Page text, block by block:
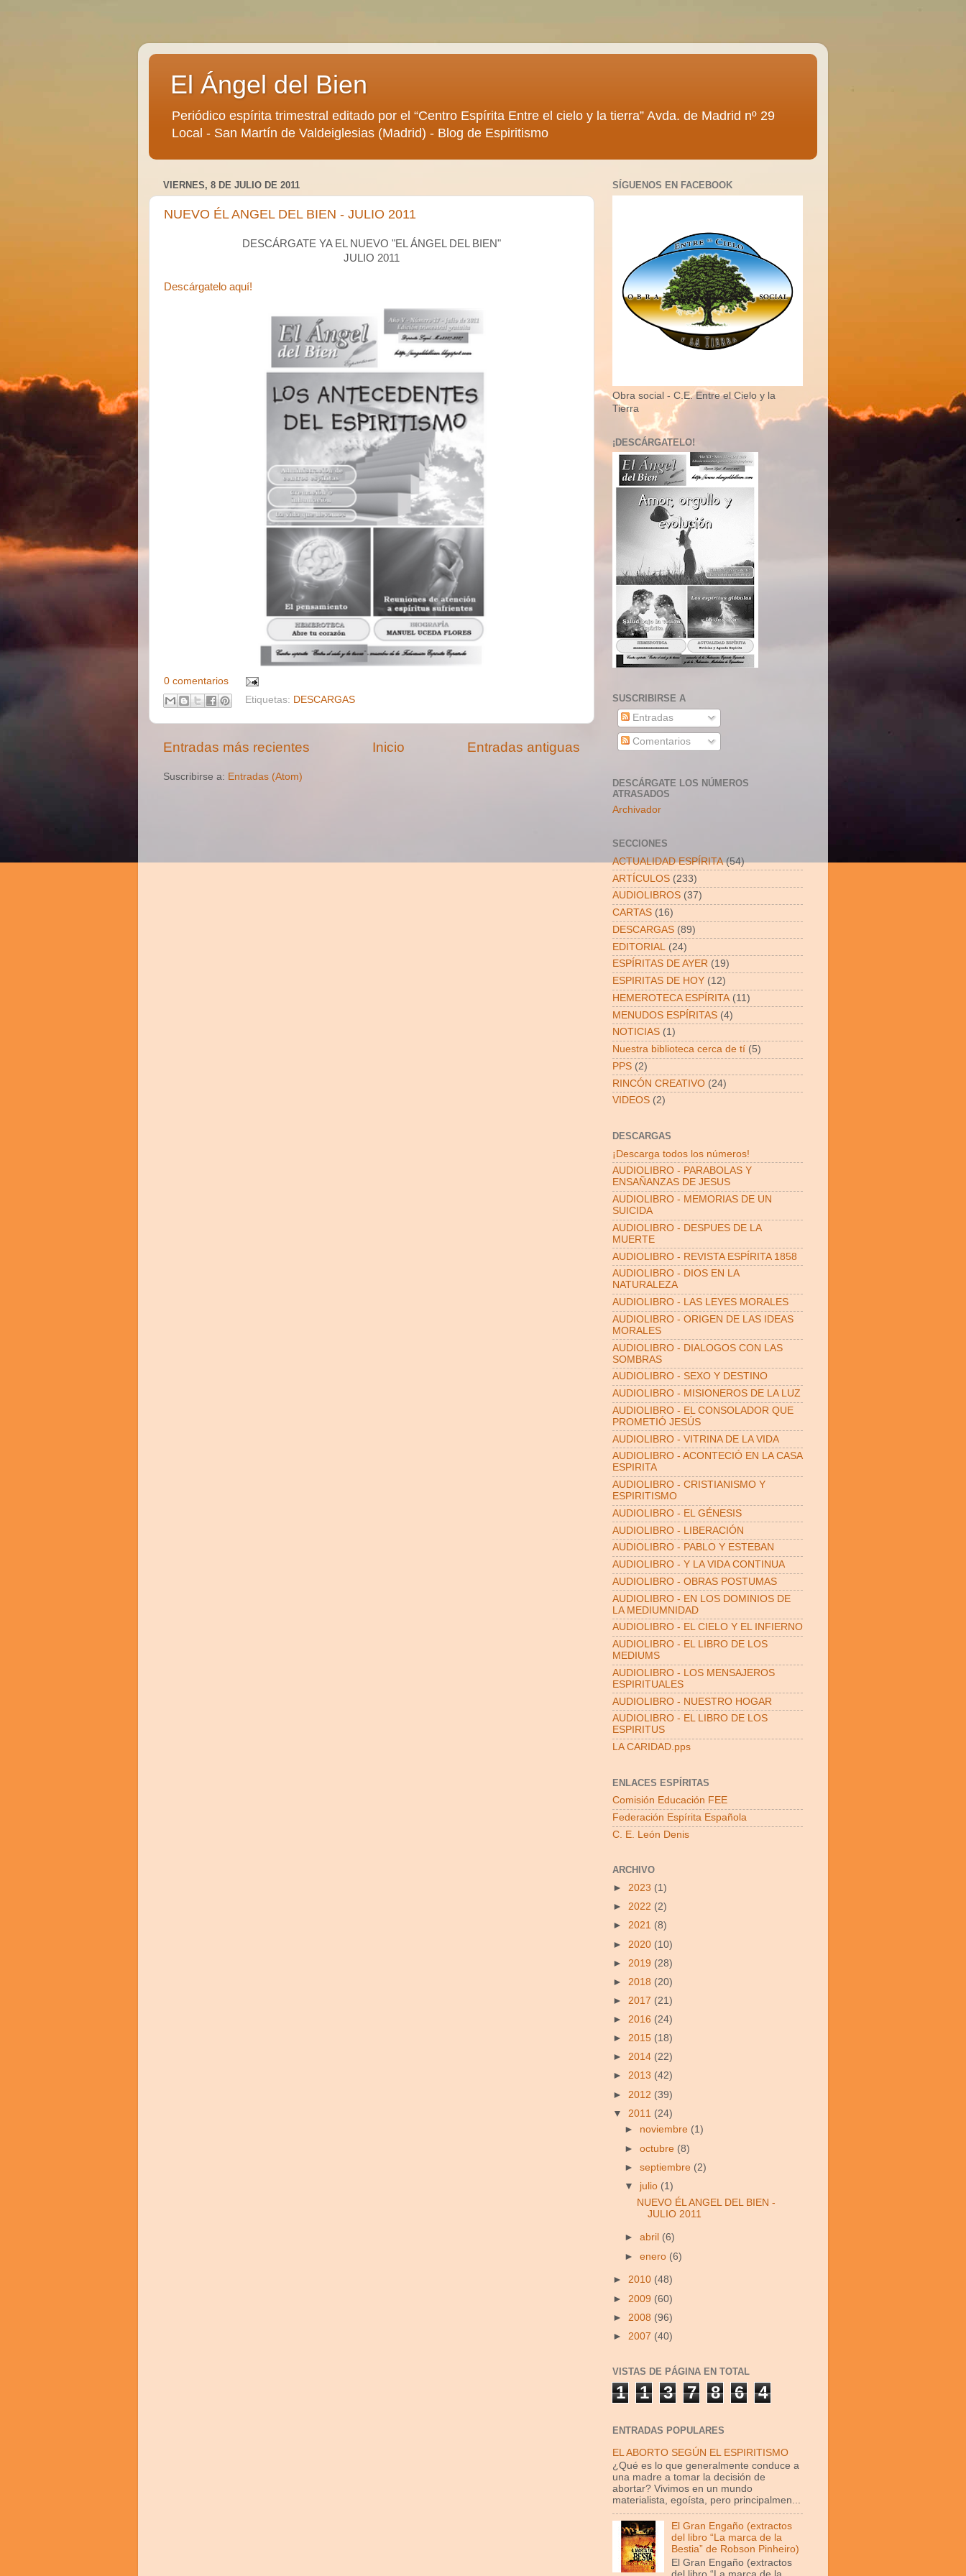
El Ángel del Bien
Periódico espírita trimestral editado por el “Centro Espírita Entre el cielo y la tierra” Avda. de Madrid nº 29
Local - San Martín de Valdeiglesias (Madrid) - Blog de Espiritismo
VIERNES, 8 DE JULIO DE 2011
NUEVO ÉL ANGEL DEL BIEN - JULIO 2011
DESCÁRGATE YA EL NUEVO "EL ÁNGEL DEL BIEN"
JULIO 2011
Descárgatelo aquí!
0 comentarios
Etiquetas: DESCARGAS
Entradas más recientes Entradas antiguas
Inicio
Suscribirse a: Entradas (Atom)
SÍGUENOS EN FACEBOOK
Obra social - C.E. Entre el Cielo y la
Tierra
¡DESCÁRGATELO!
SUSCRIBIRSE A
Entradas
Comentarios
DESCÁRGATE LOS NÚMEROS
ATRASADOS
Archivador
SECCIONES
ACTUALIDAD ESPÍRITA (54)
ARTÍCULOS (233)
AUDIOLIBROS (37)
CARTAS (16)
DESCARGAS (89)
EDITORIAL
(24)
ESPÍRITAS DE AYER (19)
ESPIRITAS DE HOY (12)
HEMEROTECA ESPÍRITA (11)
MENUDOS ESPÍRITAS (4)
NOTICIAS (1)
Nuestra biblioteca cerca de tí (5)
PPS (2)
RINCÓN CREATIVO (24)
VIDEOS (2)
DESCARGAS
¡Descarga todos los números!
AUDIOLIBRO - PARABOLAS Y
ENSAÑANZAS DE JESUS
AUDIOLIBRO - MEMORIAS DE UN
SUICIDA
AUDIOLIBRO - DESPUES DE LA
MUERTE
AUDIOLIBRO - REVISTA ESPÍRITA 1858
AUDIOLIBRO - DIOS EN LA
NATURALEZA
AUDIOLIBRO - LAS LEYES MORALES
AUDIOLIBRO - ORIGEN DE LAS IDEAS
MORALES
AUDIOLIBRO - DIALOGOS CON LAS
SOMBRAS
AUDIOLIBRO - SEXO Y DESTINO
AUDIOLIBRO - MISIONEROS DE LA LUZ
AUDIOLIBRO - EL CONSOLADOR QUE
PROMETIÓ JESÚS
AUDIOLIBRO - VITRINA DE LA VIDA
AUDIOLIBRO - ACONTECIÓ EN LA CASA
ESPIRITA
AUDIOLIBRO - CRISTIANISMO Y
ESPIRITISMO
AUDIOLIBRO - EL GÉNESIS
AUDIOLIBRO - LIBERACIÓN
AUDIOLIBRO - PABLO Y ESTEBAN
AUDIOLIBRO - Y LA VIDA CONTINUA
AUDIOLIBRO - OBRAS POSTUMAS
AUDIOLIBRO - EN LOS DOMINIOS DE
LA MEDIUMNIDAD
AUDIOLIBRO - EL CIELO Y EL INFIERNO
AUDIOLIBRO - EL LIBRO DE LOS
MEDIUMS
AUDIOLIBRO - LOS MENSAJEROS
ESPIRITUALES
AUDIOLIBRO - NUESTRO HOGAR
AUDIOLIBRO - EL LIBRO DE LOS
ESPIRITUS
LA CARIDAD.pps
ENLACES ESPÍRITAS
Comisión Educación FEE
Federación Espírita Española
C. E. León Denis
ARCHIVO
► 2023 (1)
► 2022 (2)
► 2021 (8)
► 2020 (10)
► 2019 (28)
► 2018 (20)
► 2017 (21)
► 2016 (24)
► 2015 (18)
► 2014 (22)
► 2013 (42)
► 2012 (39)
▼ 2011 (24)
► noviembre (1)
►octubre (8)
►septiembre (2)
▼ julio (1)
NUEVO ÉL ANGEL DEL BIEN -
JULIO 2011
►abril (6)
►enero (6)
► 2010 (48)
► 2009 (60)
► 2008 (96)
► 2007 (40)
VISTAS DE PÁGINA EN TOTAL
1 1 3 7 8 6 4
ENTRADAS POPULARES
EL ABORTO SEGÚN EL ESPIRITISMO
¿Qué es lo que generalmente conduce a
una madre a tomar la decisión de
abortar? Vivimos en un mundo
materialista, egoísta, pero principalmen...
El Gran Engaño (extractos
del libro “La marca de la
Bestia” de Robson Pinheiro)
El Gran Engaño (extractos